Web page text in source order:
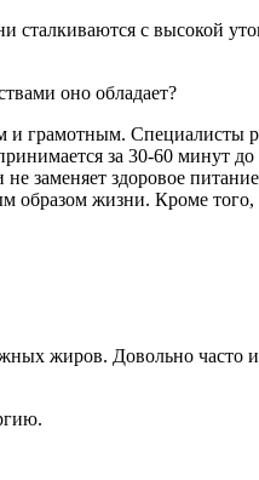
сталкиваются с высокой
оно обладает?
и грамотным. Специалисты
за 30-60 минут до
заменяет здоровое
образом жизни. Кроме того,
жиров. Довольно часто